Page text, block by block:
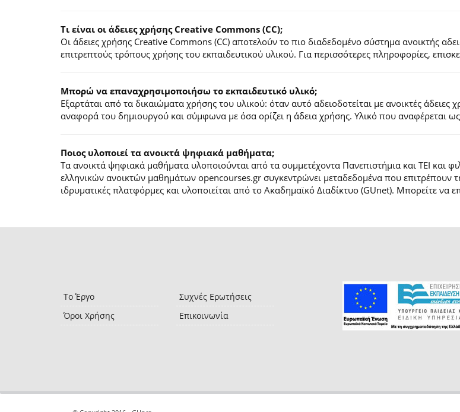
Τι είναι οι άδειες χρήσης Creative Commons (CC);
Οι άδειες χρήσης Creative Commons (CC) αποτελούν το πιο διαδεδομένο σύστημα ανοικτής
επιτρεπτούς τρόπους χρήσης του εκπαιδευτικού υλικού. Για περισσότερες πληροφορίες,
Mπορώ να επαναχρησιμοποιήσω το εκπαιδευτικό υλικό;
Εξαρτάται από τα δικαιώματα χρήσης του υλικού: όταν αυτό αδειοδοτείται με ανοικτές
αναφορά του δημιουργού και σύμφωνα με όσα ορίζει η άδεια χρήσης. Υλικό που αναφέρεται
Ποιος υλοποιεί τα ανοικτά ψηφιακά μαθήματα;
Τα ανοικτά ψηφιακά μαθήματα υλοποιούνται από τα συμμετέχοντα Πανεπιστήμια και ΤΕΙ και
ελληνικών ανοικτών μαθημάτων opencourses.gr συγκεντρώνει μεταδεδομένα που επιτρέπουν
ιδρυματικές πλατφόρμες και υλοποιείται από το Ακαδημαϊκό Διαδίκτυο (GUnet). Μπορείτε να
Το Έργο
Όροι Χρήσης
Συχνές Ερωτήσεις
Επικοινωνία